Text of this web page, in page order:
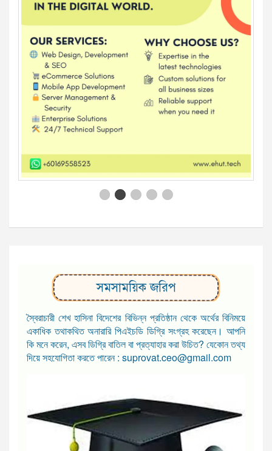
সমসাময়িক জরিপ
স্বৈরাচারী শেখ হাসিনা বিদেশের বিভিন্ন প্রতিষ্ঠান থেকে অর্থের বিনিময়ে
একাধিক তথাকথিত অনারারি পিএইচডি ডিগ্রি সংগ্রহ করেছেন। আপনি
কি মনে করেন, এসব ডিগ্রি বাতিল বা প্রত্যাহার করা উচিত? যেকোন তথ্য
দিয়ে সহযোগিতা করতে পারেন : suprovat.ceo@gmail.com